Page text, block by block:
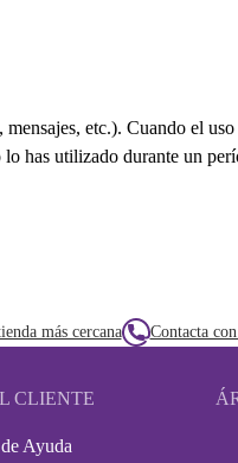
etc.). Cuando el
has utilizado durante un
más cercana Contacta
CLIENTE
Ayuda